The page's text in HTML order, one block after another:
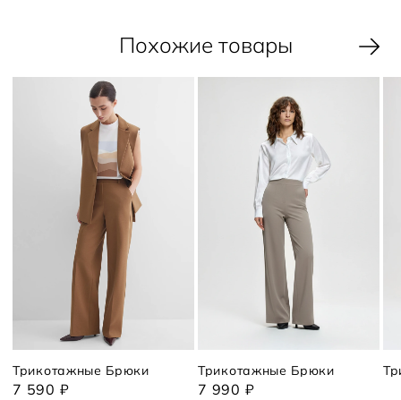
Похожие товары
Трикотажные Брюки
7 590 ₽
Трикотажные Брюки
7 990 ₽